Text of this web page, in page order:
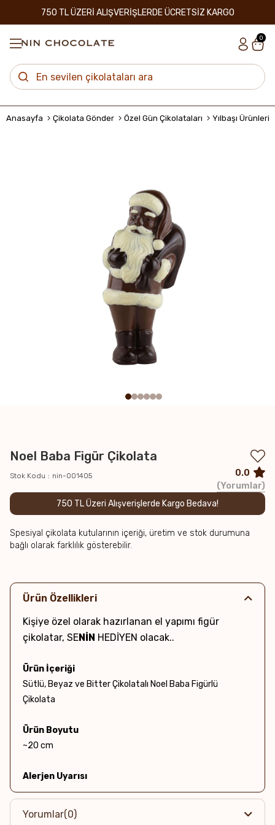
750 TL ÜZERİ ALIŞVERİŞLERDE ÜCRETSİZ KARGO
0
Anasayfa Çikolata Gönder Özel Gün Çikolataları Yılbaşı Ürünleri
Noel Baba Figür Çikolata
Stok Kodu nin-001405
750 TL Üzeri Alışverişlerde Kargo Bedava!
Spesiyal çikolata kutularının içeriği, üretim ve stok durumuna
bağlı olarak farklılık gösterebilir.
0.0
Yorumlar
Ürün Özellikleri
Kişiye özel olarak hazırlanan el yapımı figür
çikolatar, SENİN HEDİYEN olacak..
Ürün İçeriği
Sütlü, Beyaz ve Bitter Çikolatalı Noel Baba Figürlü
Çikolata
Ürün Boyutu
~20 cm
Alerjen Uyarısı
Eser miktarda Yer fıstığı, Süt ve Süt ürünleri, Badem,
Fındık, Ceviz, Antep Fıstığı ve Soya ürünü içerebilir.
Yorumlar(0)